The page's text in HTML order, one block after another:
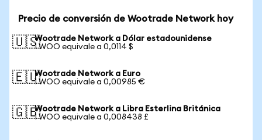
Precio de conversión de Wootrade Network hoy
🇺🇸Wootrade Network a Dólar estadounidense
1 WOO equivale a 0,0114 $
🇪🇺Wootrade Network a Euro
1 WOO equivale a 0,00985 €
🇬🇧Wootrade Network a Libra Esterlina Británica
1 WOO equivale a 0,008438 £